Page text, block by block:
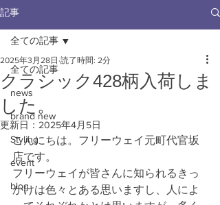
記事
全ての記事
news
brand new
Styling
event
blog
全ての記事
クラシック428柄入荷しま
した。
2025年3月28日 読了時間: 2分
更新日： 2025年4月5日
こんにちは。フリーウェイ元町代官坂
店です。
フリーウェイが皆さんに知られるきっ
かけは色々とある思いますし、人によ